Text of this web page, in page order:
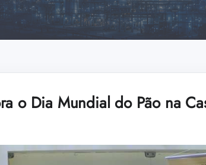
o Dia Mundial do Pão na